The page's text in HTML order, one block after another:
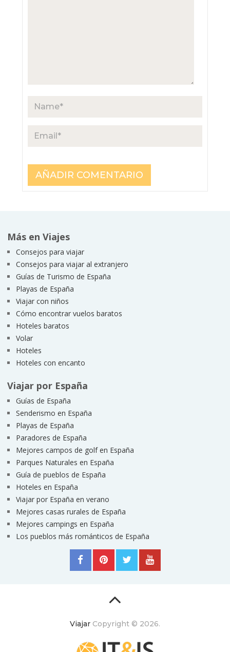
Más en Viajes
Consejos para viajar
Consejos para viajar al extranjero
Guías de Turismo de España
Playas de España
Viajar con niños
Cómo encontrar vuelos baratos
Hoteles baratos
Volar
Hoteles
Hoteles con encanto
Viajar por España
Guías de España
Senderismo en España
Playas de España
Paradores de España
Mejores campos de golf en España
Parques Naturales en España
Guía de pueblos de España
Hoteles en España
Viajar por España en verano
Mejores casas rurales de España
Mejores campings en España
Los pueblos más románticos de España
Viajar Copyright © 2026.